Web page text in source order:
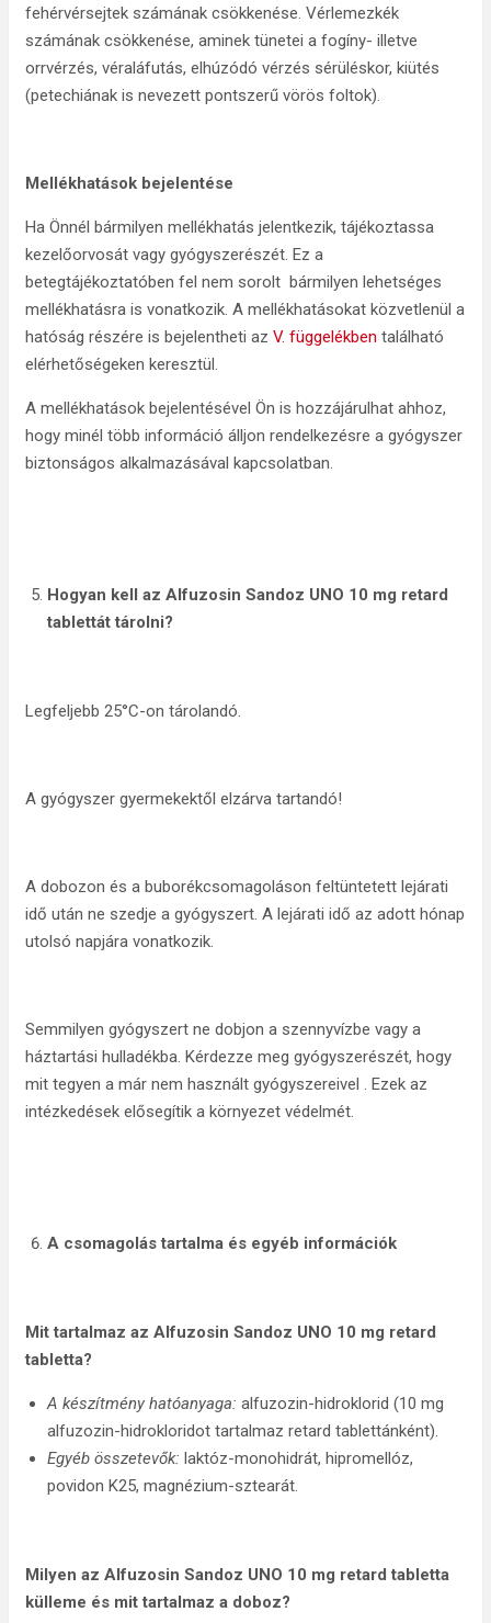
fehérvérsejtek számának csökkenése. Vérlemezkék
számának csökkenése, aminek tünetei a fogíny- illetve
orrvérzés, véraláfutás, elhúzódó vérzés sérüléskor, kiütés
(petechiának is nevezett pontszerű vörös foltok).
Mellékhatások bejelentése
Ha Önnél bármilyen mellékhatás jelentkezik, tájékoztassa
kezelőorvosát vagy gyógyszerészét. Ez a
betegtájékoztatóben fel nem sorolt bármilyen lehetséges
mellékhatásra is vonatkozik. A mellékhatásokat közvetlenül a
hatóság részére is bejelentheti az V. függelékben található
elérhetőségeken keresztül.
A mellékhatások bejelentésével Ön is hozzájárulhat ahhoz,
hogy minél több információ álljon rendelkezésre a gyógyszer
biztonságos alkalmazásával kapcsolatban.
Hogyan kell az Alfuzosin Sandoz UNO 10 mg retard
tablettát tárolni?
Legfeljebb 25°C-on tárolandó.
A gyógyszer gyermekektől elzárva tartandó!
A dobozon és a buborékcsomagoláson feltüntetett lejárati
idő után ne szedje a gyógyszert. A lejárati idő az adott hónap
utolsó napjára vonatkozik.
Semmilyen gyógyszert ne dobjon a szennyvízbe vagy a
háztartási hulladékba. Kérdezze meg gyógyszerészét, hogy
mit tegyen a már nem használt gyógyszereivel . Ezek az
intézkedések elősegítik a környezet védelmét.
A csomagolás tartalma és egyéb információk
Mit tartalmaz az Alfuzosin Sandoz UNO 10 mg retard
tabletta?
A készítmény hatóanyaga: alfuzozin-hidroklorid (10 mg
alfuzozin-hidrokloridot tartalmaz retard tablettánként).
Egyéb összetevők: laktóz-monohidrát, hipromellóz,
povidon K25, magnézium-sztearát.
Milyen az Alfuzosin Sandoz UNO 10 mg retard tabletta
külleme és mit tartalmaz a doboz?